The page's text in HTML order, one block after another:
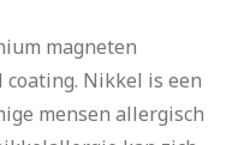
magneten
Nikkel is een
mensen allergisch